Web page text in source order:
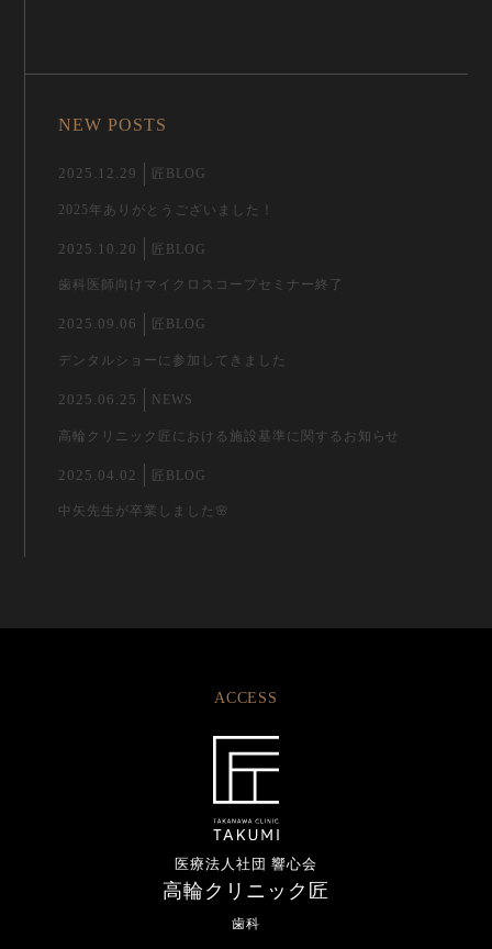
NEW POSTS
2025.12.29 匠BLOG
2025年ありがとうございました！
2025.10.20 匠BLOG
歯科医師向けマイクロスコープセミナー終了
2025.09.06 匠BLOG
デンタルショーに参加してきました
2025.06.25 NEWS
高輪クリニック匠における施設基準に関するお知らせ
2025.04.02 匠BLOG
中矢先生が卒業しました🌸
ACCESS
医療法人社団 響心会
高輪クリニック匠
歯科